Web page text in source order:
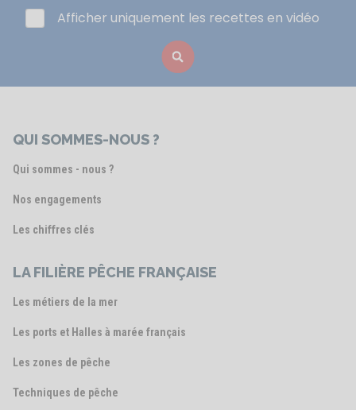
Afficher uniquement les recettes en vidéo
QUI SOMMES-NOUS ?
Qui sommes - nous ?
Nos engagements
Les chiffres clés
LA FILIÈRE PÊCHE FRANÇAISE
Les métiers de la mer
Les ports et Halles à marée français
Les zones de pêche
Techniques de pêche